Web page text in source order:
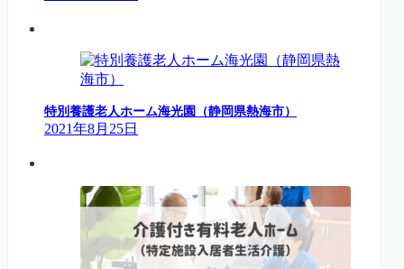
特別養護老人ホーム海光園（静岡県熱海市）
2021年8月25日